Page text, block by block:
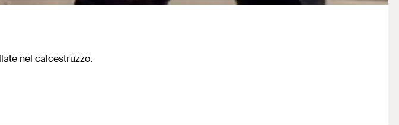
nel calcestruzzo.